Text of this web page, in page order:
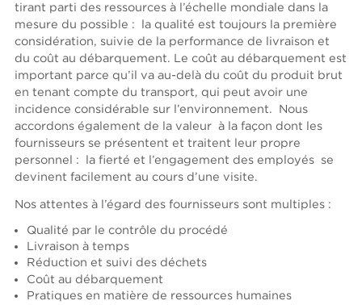
tirant parti des ressources à l’échelle mondiale dans la
mesure du possible : la qualité est toujours la première
considération, suivie de la performance de livraison et
du coût au débarquement. Le coût au débarquement est
important parce qu’il va au-delà du coût du produit brut
en tenant compte du transport, qui peut avoir une
incidence considérable sur l’environnement. Nous
accordons également de la valeur à la façon dont les
fournisseurs se présentent et traitent leur propre
personnel : la fierté et l’engagement des employés se
devinent facilement au cours d’une visite.
Nos attentes à l’égard des fournisseurs sont multiples :
Qualité par le contrôle du procédé
Livraison à temps
Réduction et suivi des déchets
Coût au débarquement
Pratiques en matière de ressources humaines